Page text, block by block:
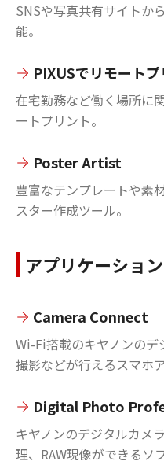
SNSや写真共有サイトか
能。
PIXUSでリモートプ
在宅勤務など働く場所に
ートプリント。
Poster Artist
豊富なテンプレートや素
スター作成ツール。
アプリケーション
Camera Connect
Wi-Fi搭載のキヤノンの
撮影などが行えるスマホア
Digital Photo
キヤノンのデジタルカメ
理、RAW現像ができるソ